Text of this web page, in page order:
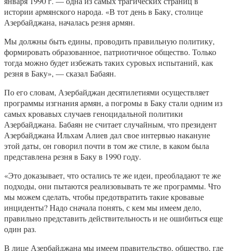
истории армянского народа. «В тот день в Баку, столице
Азербайджана, началась резня армян.
Мы должны быть едины, проводить правильную политику,
формировать образованное, патриотичное общество. Только
тогда можно будет избежать таких суровых испытаний, как
резня в Баку», — сказал Бабаян.
По его словам, Азербайджан десятилетиями осуществляет
программы изгнания армян, а погромы в Баку стали одним из
самых кровавых случаев геноцидальной политики
Азербайджана. Бабаян не считает случайным, что президент
Азербайджана Ильхам Алиев дал свое интервью накануне
этой даты, он говорил почти в том же стиле, в каком была
представлена резня в Баку в 1990 году.
«Это доказывает, что остались те же идеи, преобладают те же
подходы, они пытаются реализовывать те же программы. Что
мы можем сделать, чтобы предотвратить такие кровавые
инциденты? Надо сначала понять, с кем мы имеем дело,
правильно представить действительность и не ошибиться еще
один раз.
В лице Азербайджана мы имеем правительство, общество, где